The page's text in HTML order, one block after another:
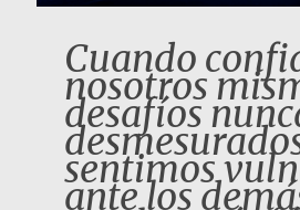
Cuando
nosotros
desafíos
sentimos
ante los